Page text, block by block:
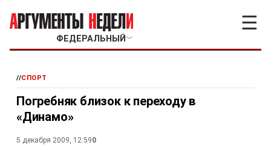
ФЕДЕРАЛЬНЫЙ ﹀
☰
//СПОРТ
Погребняк близок к переходу в
«Динамо»
5 декабря 2009, 12:590